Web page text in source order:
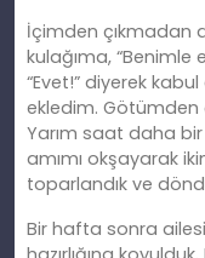
İçimden çıkmadan
kulağıma, “Benimle
“Evet!” diyerek
ekledim.
Yarım saat daha
amımı okşayarak
toparlandık ve
Bir hafta sonra